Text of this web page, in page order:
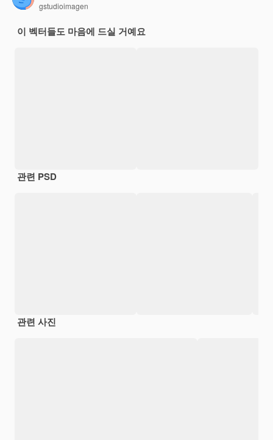
gstudioimagen
이 벡터들도 마음에 드실 거예요
관련 PSD
관련 사진